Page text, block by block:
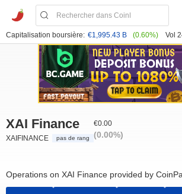
Capitalisation boursière: €1,995.43 B (0.60%) Vol
XAI Finance
XAIFINANCE pas de rang
€0.00
(0.00%)
Operations on XAI Finance provided by